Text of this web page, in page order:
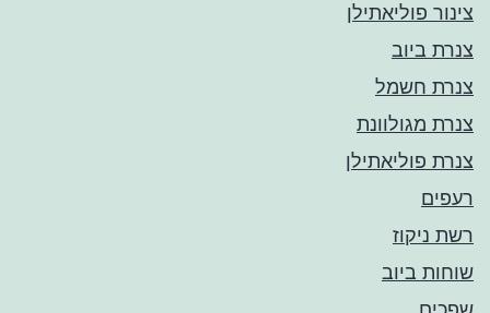
צינור פוליאתילן
צנרת ביוב
צנרת חשמל
צנרת מגולוונת
צנרת פוליאתילן
רעפים
רשת ניקוז
שוחות ביוב